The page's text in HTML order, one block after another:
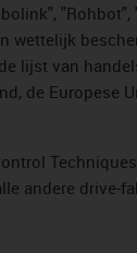
wettelijk
lijst van
de Europese
andere